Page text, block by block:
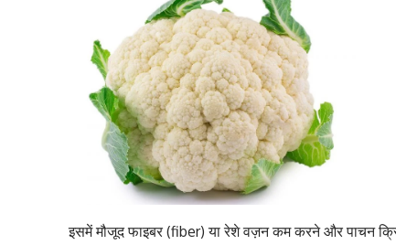
इसमें मौजूदफाइबर (fiber) या रेशे वज़न कम करने और पाचन